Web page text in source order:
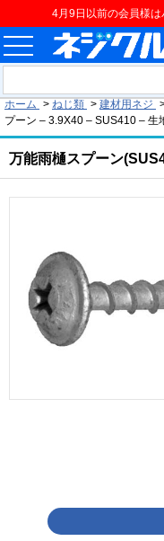
4月9日以前の会員様は
ホーム > ねじ類 > 建材用ネジ
プーン – 3.9X40 – SUS410 – 生
万能雨樋スプーン